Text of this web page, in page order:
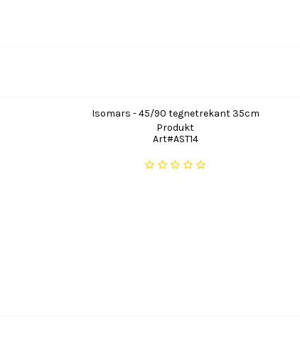
Isomars - 45/90 tegnetrekant 35cm
Produkt
Art#AST14